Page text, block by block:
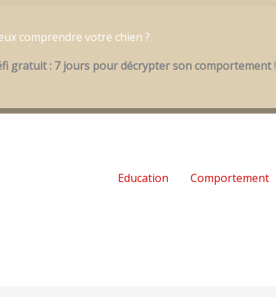
comprendre votre chien ?
gratuit : 7 jours pour décrypter son comportement!
Education Comportement